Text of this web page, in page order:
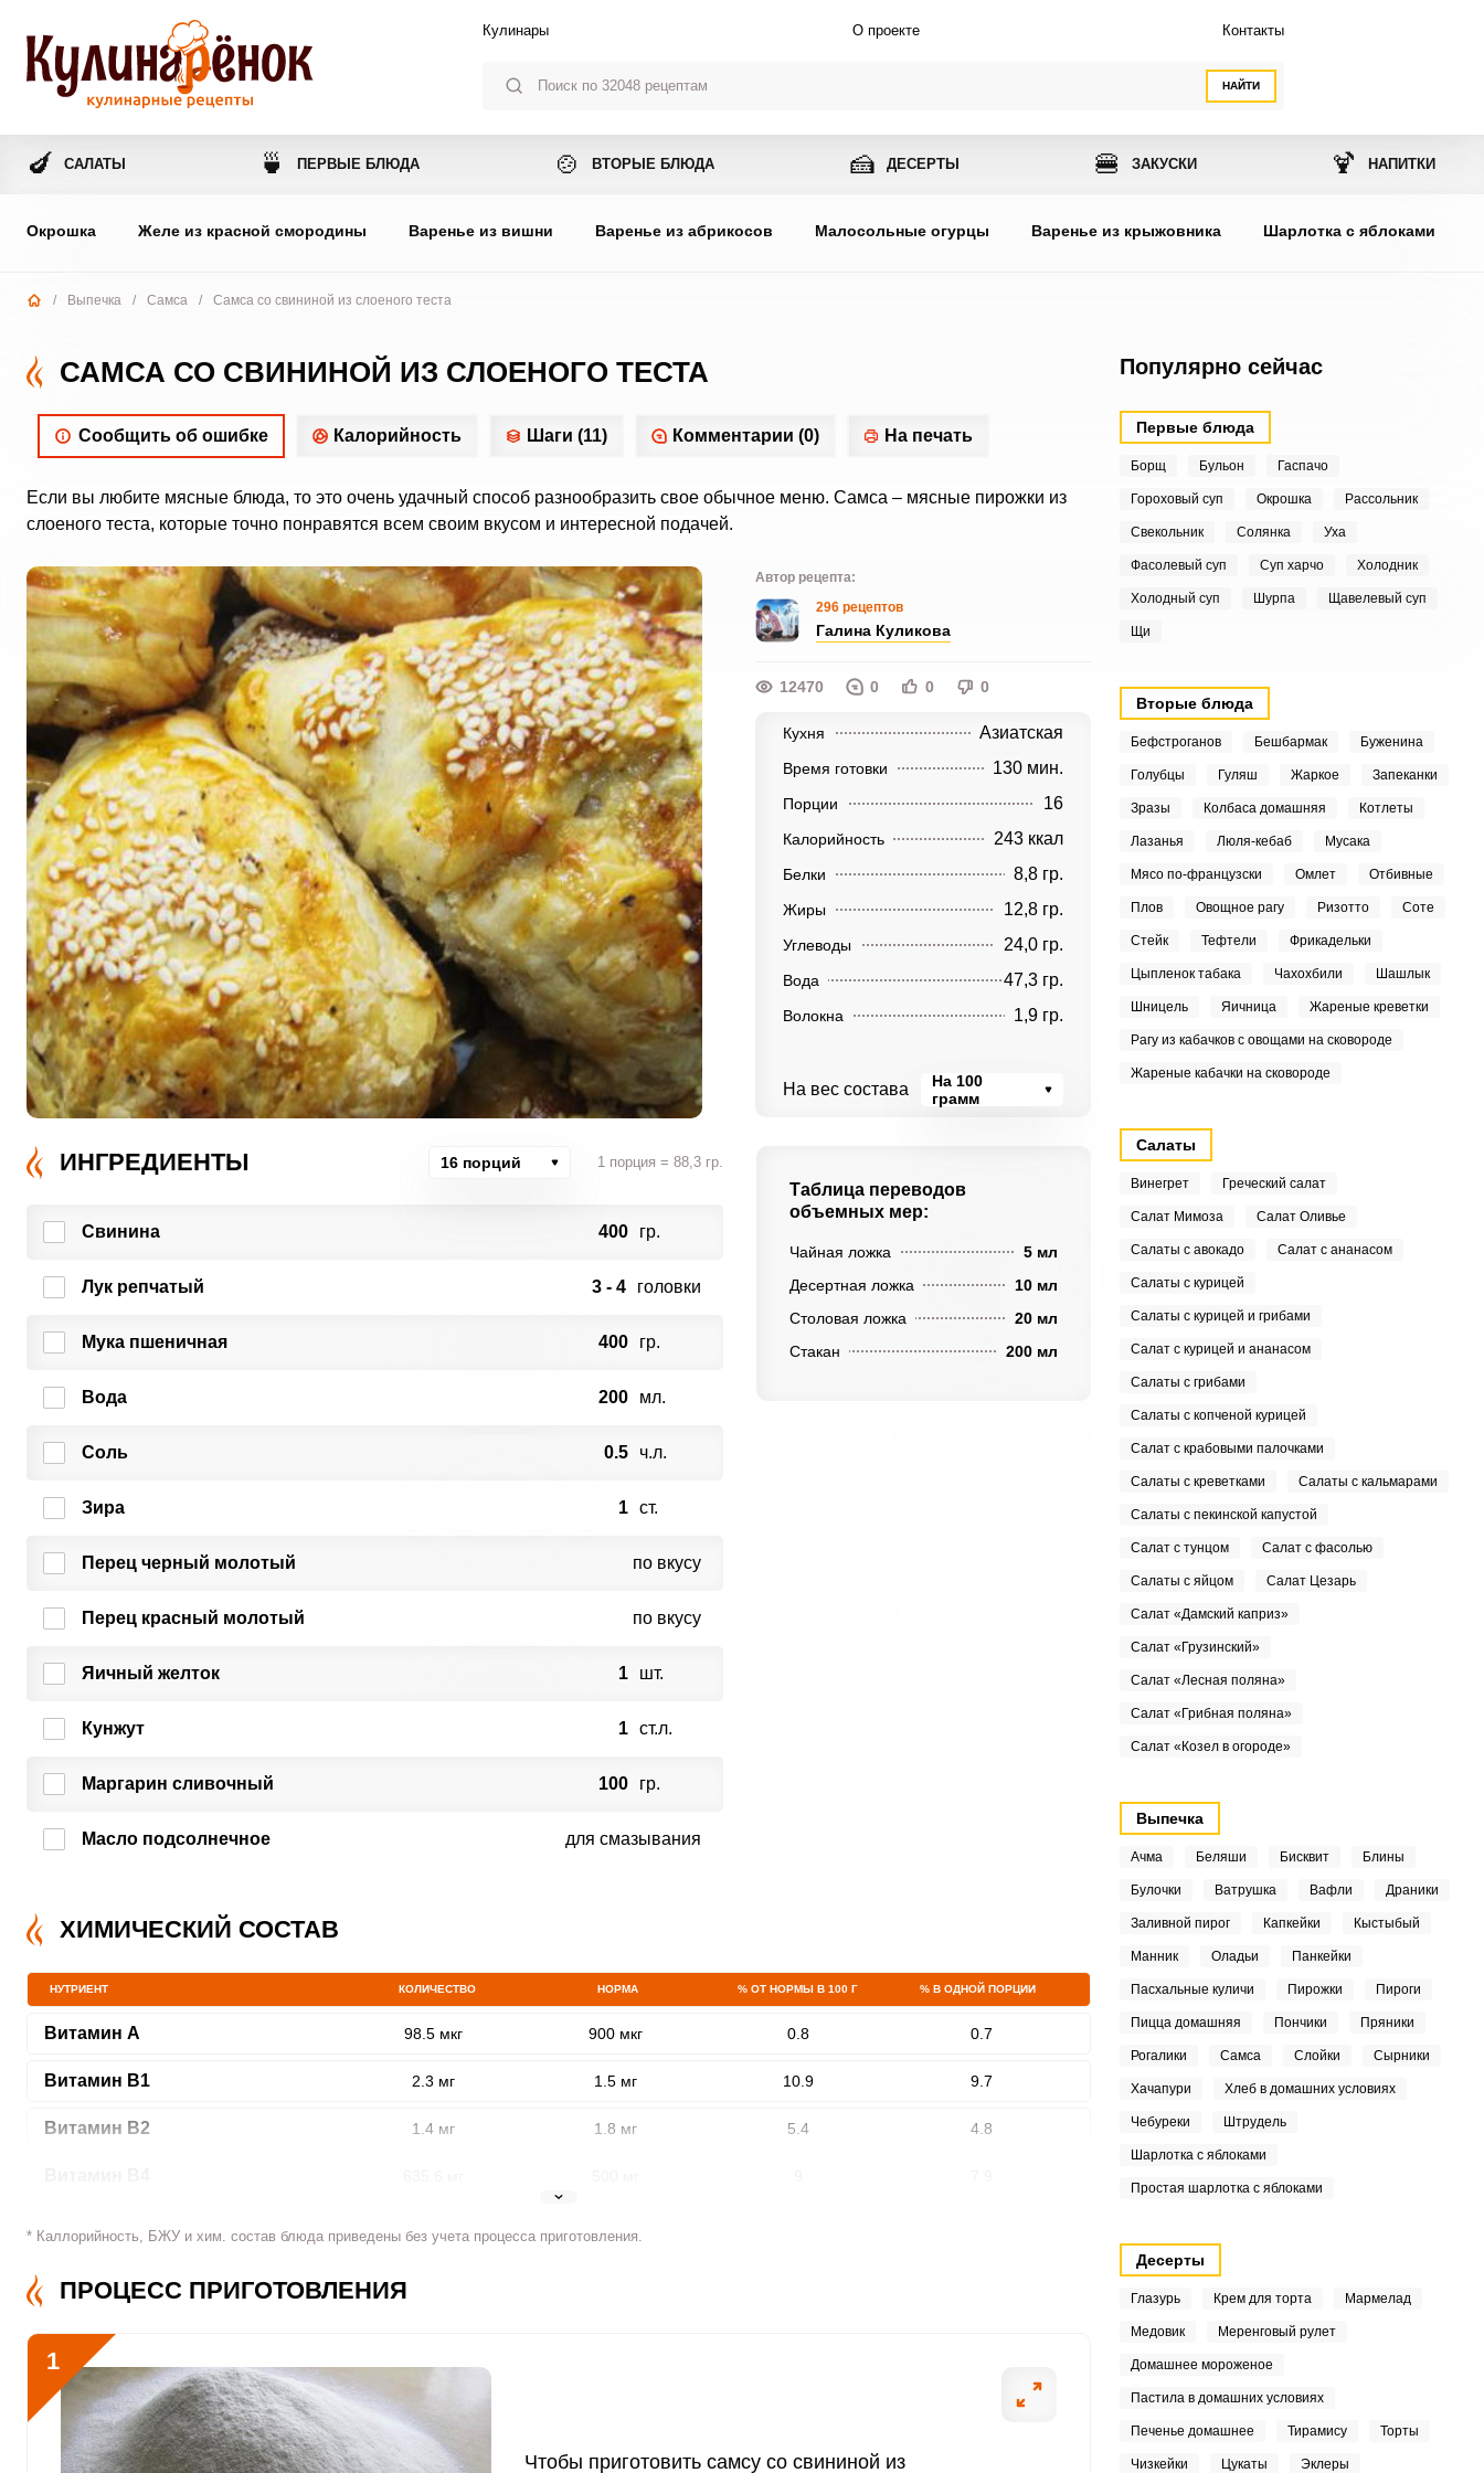
НАЙТИ
Кулинары О проекте Контакты
🍆 САЛАТЫ 🍵 ПЕРВЫЕ БЛЮДА 🍲 ВТОРЫЕ БЛЮДА 🍰 ДЕСЕРТЫ 🍔 ЗАКУСКИ 🍹 НАПИТКИ
Окрошка Желе из красной смородины Варенье из вишни Варенье из абрикосов Малосольные огурцы Варенье из крыжовника Шарлотка с яблоками
/ Выпечка / Самса / Самса со свининой из слоеного теста
САМСА СО СВИНИНОЙ ИЗ СЛОЕНОГО ТЕСТА
Сообщить об ошибке Калорийность Шаги (11) Комментарии (0) На печать
Если вы любите мясные блюда, то это очень удачный способ разнообразить свое обычное меню. Самса – мясные пирожки из
слоеного теста, которые точно понравятся всем своим вкусом и интересной подачей.
Автор рецепта:
296 рецептов
Галина Куликова
12470 0 0 0
Кухня Азиатская
Время готовки 130 мин.
Порции 16
Калорийность 243 ккал
Белки 8,8 гр.
Жиры 12,8 гр.
Углеводы 24,0 гр.
Вода 47,3 гр.
Волокна 1,9 гр.
На вес состава
На 100
грамм
ИНГРЕДИЕНТЫ 16 порций 1 порция = 88,3 гр.
Свинина 400 гр.
Лук репчатый 3 - 4 головки
Мука пшеничная 400 гр.
Вода 200 мл.
Соль 0.5 ч.л.
Зира 1 ст.
Перец черный молотый по вкусу
Перец красный молотый по вкусу
Яичный желток 1 шт.
Кунжут 1 ст.л.
Маргарин сливочный 100 гр.
Масло подсолнечное для смазывания
Таблица переводов
объемных мер:
Чайная ложка
5 мл
Десертная ложка
10 мл
Столовая ложка
20 мл
Стакан
200 мл
ХИМИЧЕСКИЙ СОСТАВ
НУТРИЕНТ КОЛИЧЕСТВО НОРМА % ОТ НОРМЫ В 100 Г % В ОДНОЙ ПОРЦИИ
Витамин A 98.5 мкг 900 мкг 0.8 0.7
Витамин В1 2.3 мг 1.5 мг 10.9 9.7
Витамин В2 1.4 мг 1.8 мг 5.4 4.8
Витамин В12 1.9 мкг
Витамин С
Витамин D 9.2 мкг 10 мкг 6.5
* Каллорийность, БЖУ и хим. состав блюда приведены без учета процесса приготовления.
ПРОЦЕСС ПРИГОТОВЛЕНИЯ
1
Чтобы приготовить самсу со свининой из
Популярно сейчас
Первые блюда
Борщ Бульон Гаспачо
Гороховый суп Окрошка Рассольник
Свекольник Солянка Уха
Фасолевый суп Суп харчо Холодник
Холодный суп Шурпа Щавелевый суп
Щи
Вторые блюда
Бефстроганов Бешбармак Буженина
Голубцы Гуляш Жаркое Запеканки
Зразы Колбаса домашняя Котлеты
Лазанья Люля-кебаб Мусака
Мясо по-французски Омлет Отбивные
Плов Овощное рагу Ризотто Соте
Стейк Тефтели Фрикадельки
Цыпленок табака Чахохбили Шашлык
Шницель Яичница Жареные креветки
Рагу из кабачков с овощами на сковороде
Жареные кабачки на сковороде
Салаты
Винегрет Греческий салат
Салат Мимоза Салат Оливье
Салаты с авокадо Салат с ананасом
Салаты с курицей
Салаты с курицей и грибами
Салат с курицей и ананасом
Салаты с грибами
Салаты с копченой курицей
Салат с крабовыми палочками
Салаты с креветками Салаты с кальмарами
Салаты с пекинской капустой
Салат с тунцом Салат с фасолью
Салаты с яйцом Салат Цезарь
Салат «Дамский каприз»
Салат «Грузинский»
Салат «Лесная поляна»
Салат «Грибная поляна»
Салат «Козел в огороде»
Выпечка
Ачма Беляши Бисквит Блины
Булочки Ватрушка Вафли Драники
Заливной пирог Капкейки Кыстыбый
Манник Оладьи Панкейки
Пасхальные куличи Пирожки Пироги
Пицца домашняя Пончики Пряники
Рогалики Самса Слойки Сырники
Хачапури Хлеб в домашних условиях
Чебуреки Штрудель
Шарлотка с яблоками
Простая шарлотка с яблоками
Десерты
Глазурь Крем для торта Мармелад
Медовик Меренговый рулет
Домашнее мороженое
Пастила в домашних условиях
Печенье домашнее Тирамису Торты
Чизкейки Цукаты Эклеры
ВХОД НА САЙТ
Сообщить об ошибке